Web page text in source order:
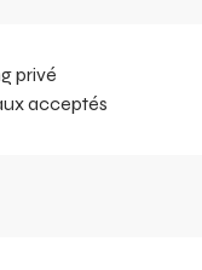
privé
acceptés